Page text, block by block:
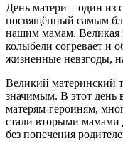
День матери – один из
посвящённый самым
нашим мамам. Великая
колыбели согревает и
жизненные невзгоды,
Великий материнский
значимым. В этот день
матерям-героиням,
стали вторыми мамами
без попечения